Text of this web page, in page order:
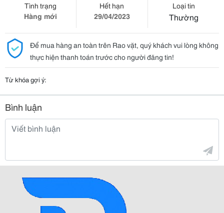
Tình trạng
Hàng mới
Hết hạn
29/04/2023
Loại tin
Thường
Để mua hàng an toàn trên Rao vặt, quý khách vui lòng không
thực hiện thanh toán trước cho người đăng tin!
Từ khóa gợi ý:
Bình luận